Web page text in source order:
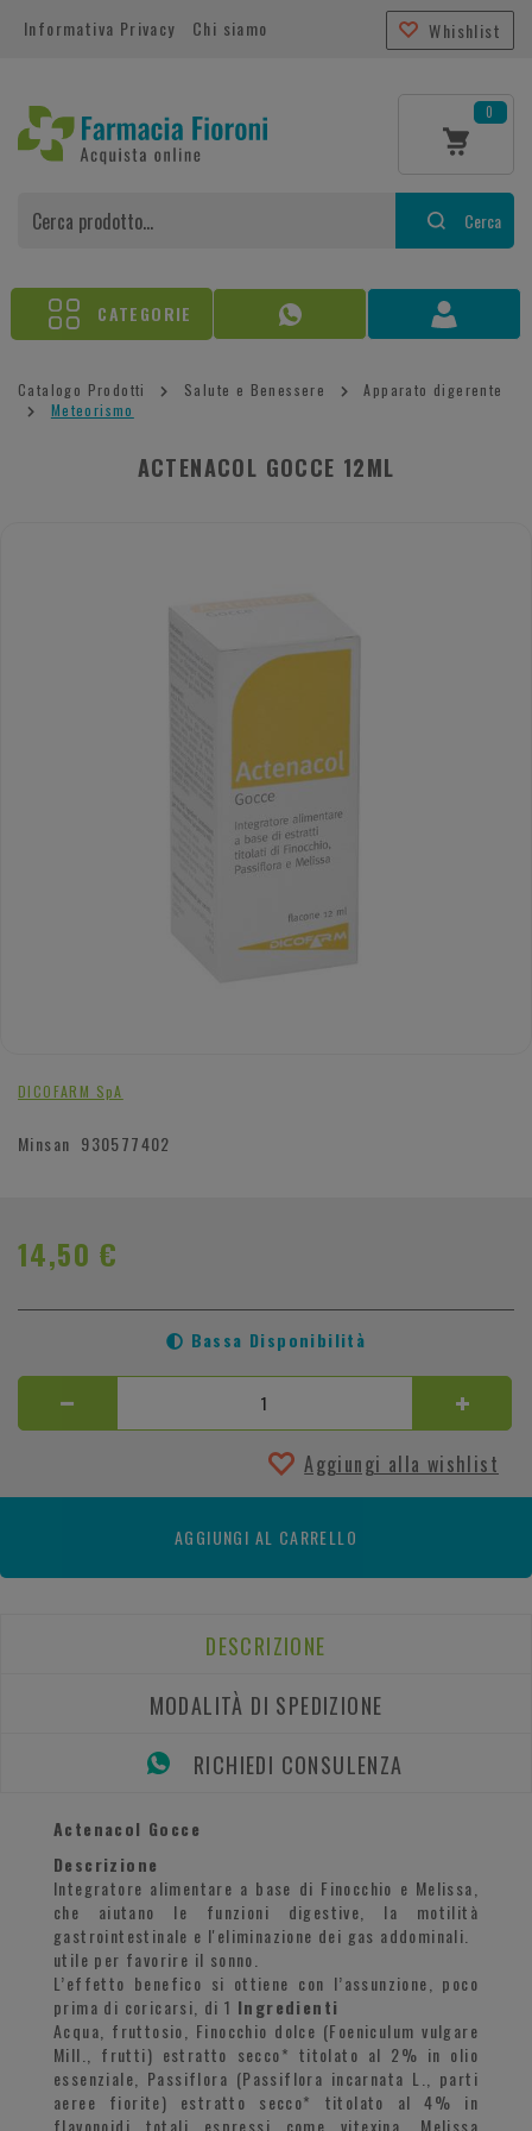
Informativa Privacy Chi siamo Whishlist
0
Cerca
CATEGORIE
Catalogo Prodotti Salute e Benessere
Apparato digerente
Meteorismo
ACTENACOL GOCCE 12ML
DICOFARM SpA
Minsan 930577402
14,50 €
Bassa Disponibilità
Aggiungi alla wishlist
AGGIUNGI AL CARRELLO
DESCRIZIONE
MODALITÀ DI SPEDIZIONE
RICHIEDI CONSULENZA
Actenacol Gocce
Descrizione
Integratore alimentare a base di Finocchio e Melissa,
che aiutano le funzioni digestive, la motilità
gastrointestinale e l'eliminazione dei gas addominali.
utile per favorire il sonno.
L’effetto benefico si ottiene con l’assunzione, poco
prima di coricarsi, di 1 Ingredienti
Acqua, fruttosio, Finocchio dolce (Foeniculum vulgare
Mill., frutti) estratto secco* titolato al 2% in olio
essenziale, Passiflora (Passiflora incarnata L., parti
aeree fiorite) estratto secco* titolato al 4% in
flavonoidi totali espressi come vitexina, Melissa